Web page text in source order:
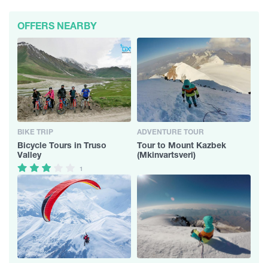
OFFERS NEARBY
BIKE TRIP
Bicycle Tours in Truso
Valley
1
ADVENTURE TOUR
Tour to Mount Kazbek
(Mkinvartsveri)